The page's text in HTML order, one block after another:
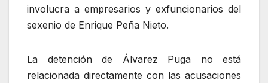
involucra a empresarios y exfuncionarios del
sexenio de Enrique Peña Nieto.
La detención de Álvarez Puga no está
relacionada directamente con las acusaciones